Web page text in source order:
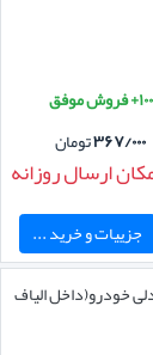
۱۰۰+ فروش موفق
۳۶۷/۰۰۰تومان
ارسال روزانه
جزییات و خرید ...
خودرو(داخل الیاف